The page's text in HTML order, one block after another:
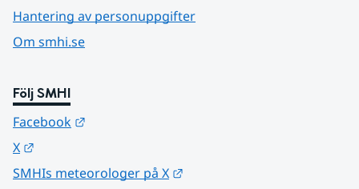
Hantering av personuppgifter
Om smhi.se
Följ SMHI
Facebook
X
SMHIs meteorologer på X